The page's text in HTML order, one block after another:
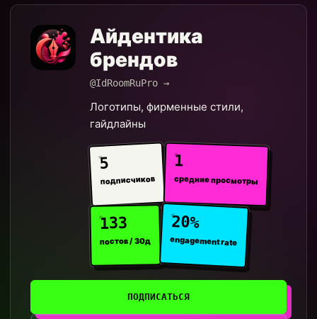
Айдентика
брендов
@IdRoomRuPro →
Логотипы, фирменные стили,
гайдлайны
5
подписчиков
1
средние просмотры
133
постов / 30д
20%
engagement rate
ПОДПИСАТЬСЯ